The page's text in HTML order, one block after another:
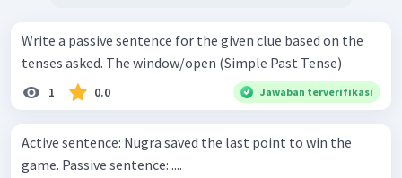
Write a passive sentence for the given clue based on the
tenses asked. The window/open (Simple Past Tense)
1 0.0 Jawaban terverifikasi
Active sentence: Nugra saved the last point to win the
game. Passive sentence: ....